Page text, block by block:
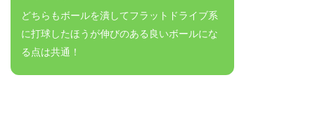
どちらもボールを潰してフラットドライブ系
に打球したほうが伸びのある良いボールにな
る点は共通！